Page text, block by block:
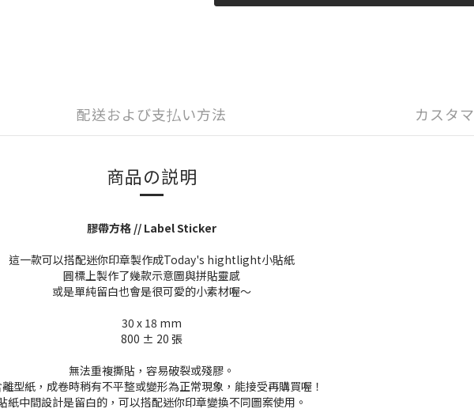
配送および支払い方法 カスタ
商品の説明
膠帶方格 // Label Sticker
這一款可以搭配迷你印章製作成Today's hightlight小貼紙
圓標上製作了幾款示意圖與拼貼靈感
或是單純留白也會是很可愛的小素材喔～
30 x 18 mm
800 ± 20 張
無法重複撕貼，容易破裂或殘膠。
型紙，成卷時稍有不平整或變形為正常現象，能接受再購買喔！
紙中間設計是留白的，可以搭配迷你印章變換不同圖案使用。